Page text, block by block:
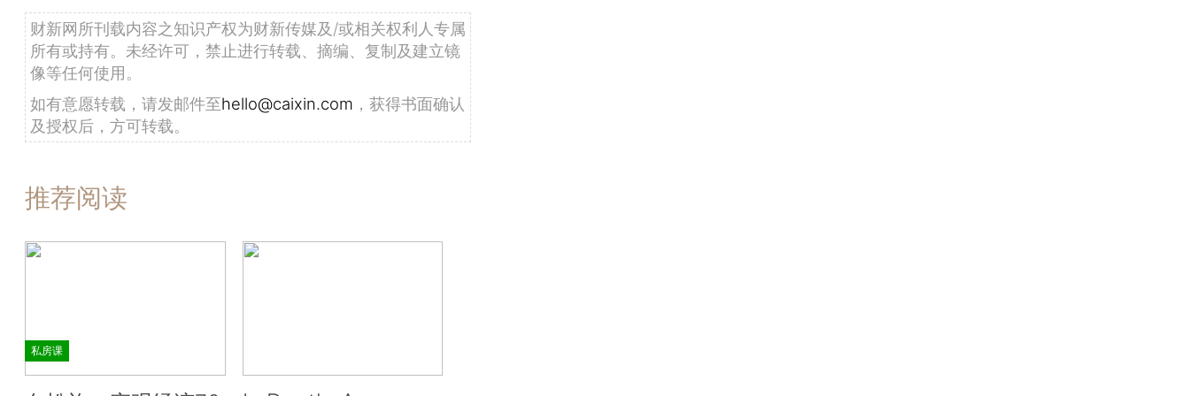
财新网所刊载内容之知识产权为财新传媒及/或相关权利人专属
所有或持有。未经许可，禁止进行转载、摘编、复制及建立镜
像等任何使用。
如有意愿转载，请发邮件至hello@caixin.com ，获得书面确认
及授权后，方可转载。
推荐阅读
私房课